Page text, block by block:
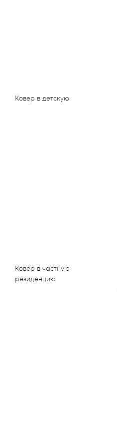
Ковер в детскую
Ковер в частную
резиденцию